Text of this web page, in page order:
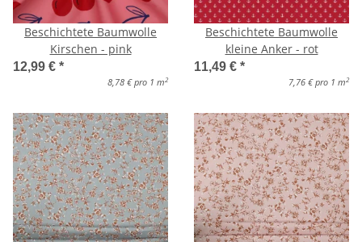
Beschichtete Baumwolle
Kirschen - pink
12,99 € *
8,78 € pro 1 m 2
Beschichtete Baumwolle
kleine Anker - rot
11,49 € *
7,76 € pro 1 m 2